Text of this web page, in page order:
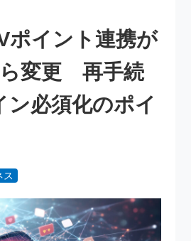
ポイント連携が
変更 再手続
ン必須化のポイ
ス